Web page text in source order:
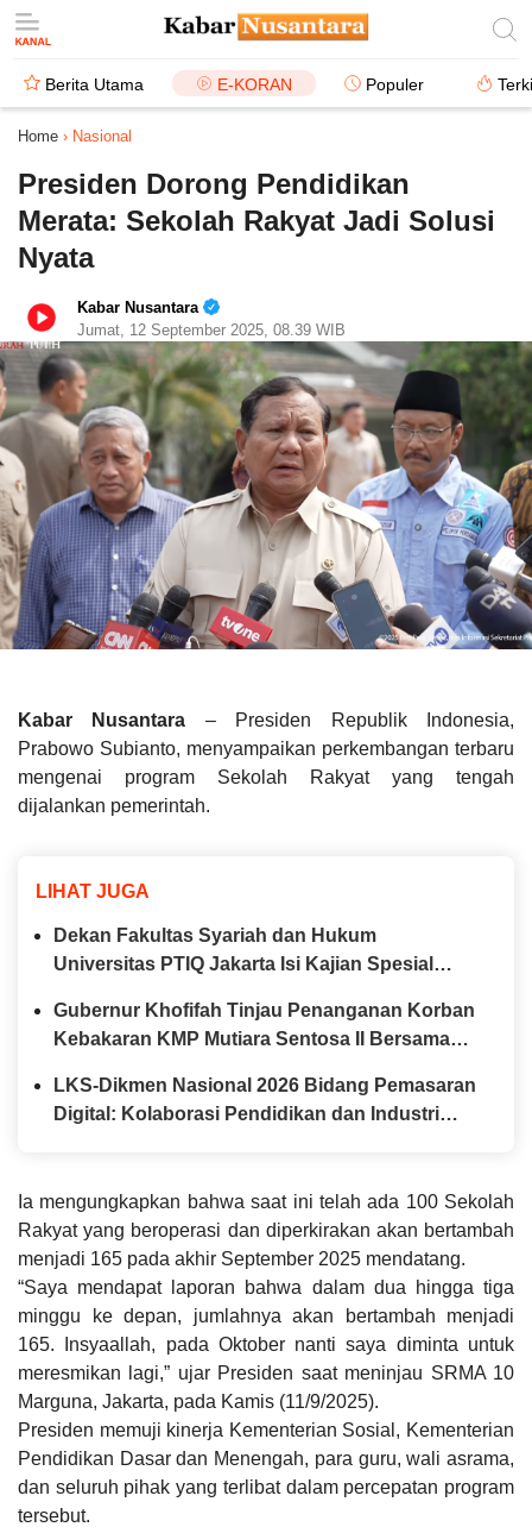
Berita Utama E-KORAN Populer
Home › Nasional
Presiden Dorong Pendidikan
Merata: Sekolah Rakyat Jadi Solusi
Nyata
Kabar Nusantara
Jumat, 12 September 2025, 08.39 WIB
Kabar Nusantara – Presiden Republik Indonesia,
Prabowo Subianto, menyampaikan perkembangan terbaru
mengenai program Sekolah Rakyat yang tengah
dijalankan pemerintah.
LIHAT JUGA
Dekan Fakultas Syariah dan Hukum
Universitas PTIQ Jakarta Isi Kajian Spesial
Gubernur Khofifah Tinjau Penanganan Korban
Kebakaran KMP Mutiara Sentosa II Bersama
LKS-Dikmen Nasional 2026 Bidang Pemasaran
Digital: Kolaborasi Pendidikan dan Industri
Ia mengungkapkan bahwa saat ini telah ada 100 Sekolah
Rakyat yang beroperasi dan diperkirakan akan bertambah
menjadi 165 pada akhir September 2025 mendatang.
“Saya mendapat laporan bahwa dalam dua hingga tiga
minggu ke depan, jumlahnya akan bertambah menjadi
165. Insyaallah, pada Oktober nanti saya diminta untuk
meresmikan lagi,” ujar Presiden saat meninjau SRMA 10
Marguna, Jakarta, pada Kamis (11/9/2025).
Presiden memuji kinerja Kementerian Sosial, Kementerian
Pendidikan Dasar dan Menengah, para guru, wali asrama,
dan seluruh pihak yang terlibat dalam percepatan program
tersebut.